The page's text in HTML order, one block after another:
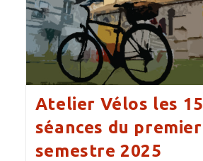
Atelier Vélos les 15
séances du premier
semestre 2025